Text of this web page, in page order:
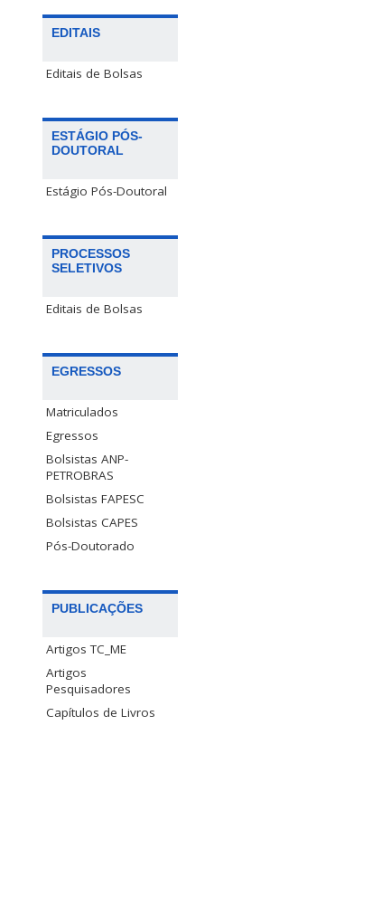
EDITAIS
Editais de Bolsas
ESTÁGIO PÓS-
DOUTORAL
Estágio Pós-Doutoral
PROCESSOS
SELETIVOS
Editais de Bolsas
EGRESSOS
Matriculados
Egressos
Bolsistas ANP-
PETROBRAS
Bolsistas FAPESC
Bolsistas CAPES
Pós-Doutorado
PUBLICAÇÕES
Artigos TC_ME
Artigos
Pesquisadores
Capítulos de Livros